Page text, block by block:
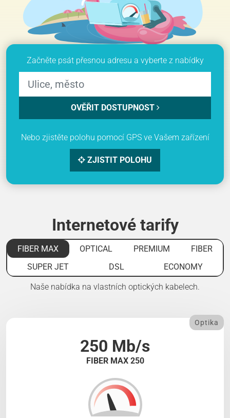
Začněte psát přesnou adresu a vyberte z nabídky
OVĚŘIT DOSTUPNOST
Nebo zjistěte polohu pomocí GPS ve Vašem zařízení
ZJISTIT POLOHU
Internetové tarify
FIBER MAX OPTICAL PREMIUM
FIBER
SUPER JET
DSL ECONOMY
Naše nabídka na vlastních optických kabelech.
250 Mb/s
FIBER MAX 250
Optika